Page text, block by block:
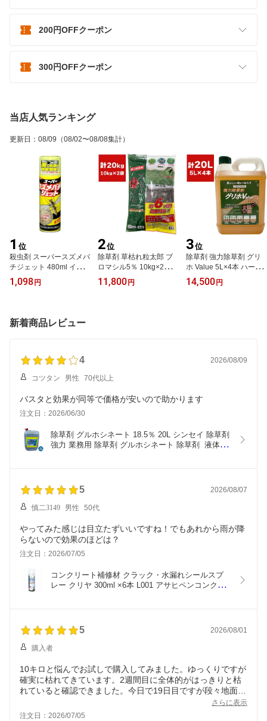
200円OFFクーポン
300円OFFクーポン
当店人気ランキング
更新日 ： 08/09 （08/02〜08/08集計）
1 位
殺虫剤 スーパースズメバ
チジェット 480ml イカリ
消毒 殺虫剤 スズメバチ
殺虫剤 強力 殺虫剤 ハチ
除剤
1,098 円
2位
除草剤 草枯れ粒太郎 ブ
ロマシル5％ 10kg×2袋
シンセイ 除草剤 強力 除
草剤 粒剤 ブロマシル 除
11,800 円
3位
除草剤 強力除草剤 グリ
ホ Value 5L×4本 ハート
除草剤 強力 業務用 除草
剤 グリホサート 除草剤
14,500 円
新着商品レビュー
4 2026/08/09
コツタン 男性 70代以上
バスタと効果が同等で価格が安いので助かります
注文日：2026/06/30
除草剤 グルホシネート 18.5％ 20L シンセイ 除草剤
強力 業務用 除草剤 グルホシネート 除草剤  液体 除
5 2026/08/07
慎二3149 男性 50代
やってみた感じは目立たずいいですね！でもあれから雨が降
らないので効果のほどは？
注文日：2026/07/05
コンクリート補修材 クラック・水漏れシールスプ
レー クリヤ 300ml ×6本 L001 アサヒペンコンクリ
5 2026/08/01
購入者
10キロと悩んでお試しで購入してみました。ゆっくりですが
確実に枯れてきています。2週間目に全体的がはっきりと枯
れていると確認できました。今日で19日目ですが段々地面が
見えてきました。開けた最初は匂いはありましたが、蒔いた
後は気にならずご近所にも迷惑にならなくて安心。
さらに表示
注文日：2026/07/05